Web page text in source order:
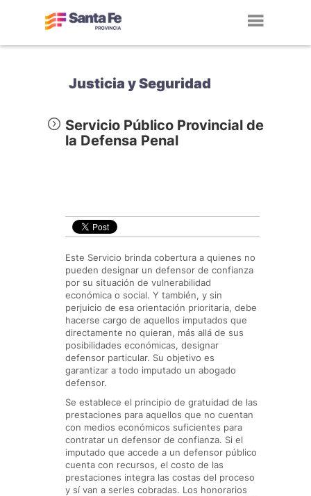
Justicia y Seguridad
Servicio Público Provincial de
la Defensa Penal
Este Servicio brinda cobertura a quienes no
pueden designar un defensor de confianza
por su situación de vulnerabilidad
económica o social. Y también, y sin
perjuicio de esa orientación prioritaria, debe
hacerse cargo de aquellos imputados que
directamente no quieran, más allá de sus
posibilidades económicas, designar
defensor particular. Su objetivo es
garantizar a todo imputado un abogado
defensor.
Se establece el principio de gratuidad de las
prestaciones para aquellos que no cuentan
con medios económicos suficientes para
contratar un defensor de confianza. Si el
imputado que accede a un defensor público
cuenta con recursos, el costo de las
prestaciones integra las costas del proceso
y sí van a serles cobradas. Los honorarios